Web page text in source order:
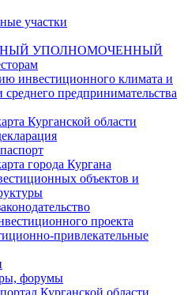
участки
УПОЛНОМОЧЕННЫЙ
инвестиционного климата и
предпринимательства
Курганской области
города Кургана
объектов и
проекта
привлекательные
форумы
Курганской области